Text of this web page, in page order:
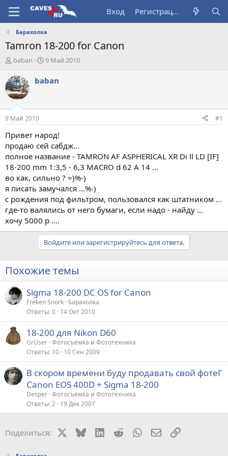
Вход Регистрация
Барахолка
Tamron 18-200 for Canon
А
т
о
р
т
е
м
ы
baban
Д
т
а
л
а
9 Май 2010
baban
9 Май 2010 #1
Привет народ!
продаю сей сабдж...
полное название - TAMRON AF ASPHERICAL XR Di ll LD [IF]
18-200 mm 1:3,5 - 6,3 MACRO d 62 A 14 ...
во как, сильно ? =)%-)
я писать замучался ...%-)
с рождения под фильтром, пользовался как штатником ...
где-то валялись от него бумаги, если надо - найду ...
хочу 5000 р ....
Войдите или зарегистрируйтесь для ответа.
Похожие темы
Sigma 18-200 DC OS for Canon
Freken Snork Барахолка
Ответы 0 14 Окт 2010
18-200 для Nikon D60
GrUser Фотосъемка и Фототехника
Ответы 10 10 Сен 2009
В скором времени буду продавать свой фотеГ
Canon EOS 400D + Sigma 18-200
Desper Фотосъемка и Фототехника
Ответы 2 19 Дек 2007
Поделиться: BlueskyLinkedIn
RedditWhatsAppЭлектронная
Ссылка